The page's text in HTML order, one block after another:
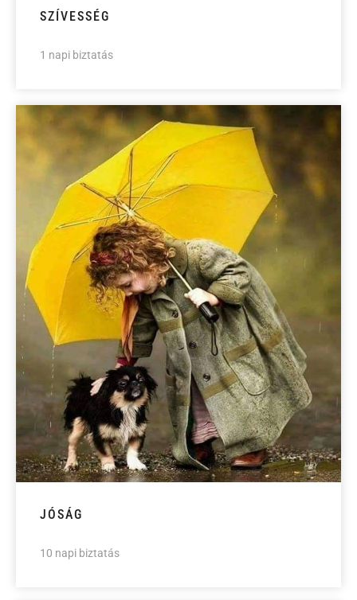
SZÍVESSÉG
1 napi biztatás
JÓSÁG
10 napi biztatás